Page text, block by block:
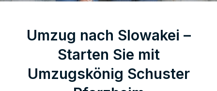
Umzug nach Slowakei –
Starten Sie mit
Umzugskönig Schuster